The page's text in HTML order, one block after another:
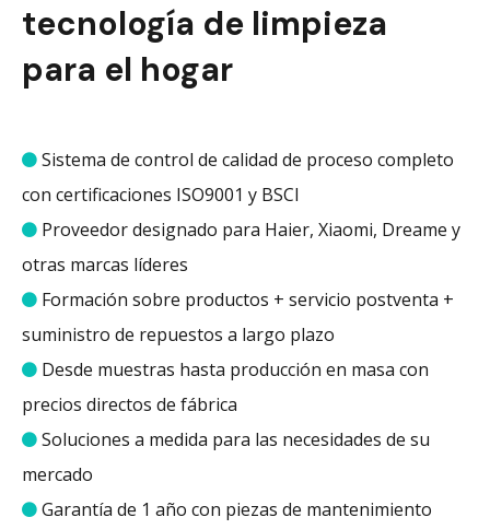
tecnología de limpieza
para el hogar
 Sistema de control de calidad de proceso completo
con certificaciones ISO9001 y BSCI
 Proveedor designado para Haier, Xiaomi, Dreame y
otras marcas líderes
 Formación sobre productos + servicio postventa +
suministro de repuestos a largo plazo
 Desde muestras hasta producción en masa con
precios directos de fábrica
 Soluciones a medida para las necesidades de su
mercado
 Garantía de 1 año con piezas de mantenimiento